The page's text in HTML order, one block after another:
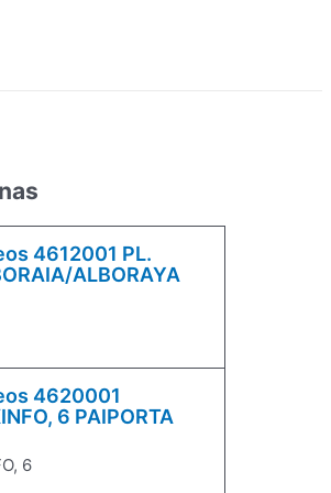
4612001 PL.
ALBORAYA
4620001
6 PAIPORTA
6